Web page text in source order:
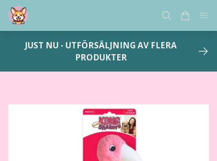
JUST NU - UTFÖRSÄLJNING AV FLERA
PRODUKTER